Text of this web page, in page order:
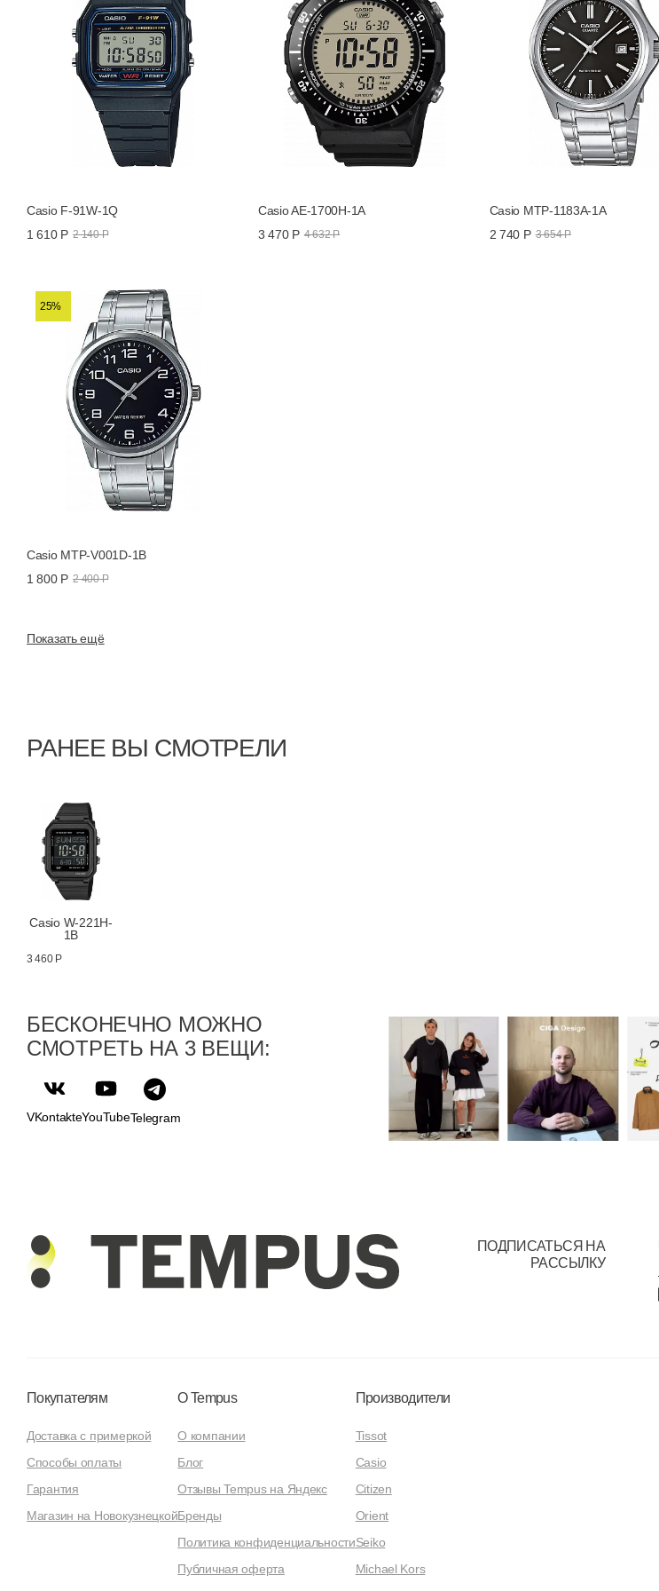
Casio F-91W-1Q
1 610 Р 2 140 Р
Casio AE-1700H-1A
3 470 Р 4 632 Р
Casio MTP-1183A-1A
2 740 Р 3 654 Р
25%
Casio MTP-V001D-1B
1 800 Р 2 400 Р
Показать ещё
РАНЕЕ ВЫ СМОТРЕЛИ
Casio W-221H-
1B
3 460 Р
БЕСКОНЕЧНО МОЖНО
СМОТРЕТЬ НА 3 ВЕЩИ:
VKontakteYouTubeTelegram
ПОДПИСАТЬСЯ НА
РАССЫЛКУ
Покупателям
Доставка с примеркой
Способы оплаты
Гарантия
Магазин на Новокузнецкой
О Tempus
О компании
Блог
Отзывы Tempus на Яндекс
Бренды
Политика конфиденциальности
Публичная оферта
Производители
Tissot
Casio
Citizen
Orient
Seiko
Michael Kors